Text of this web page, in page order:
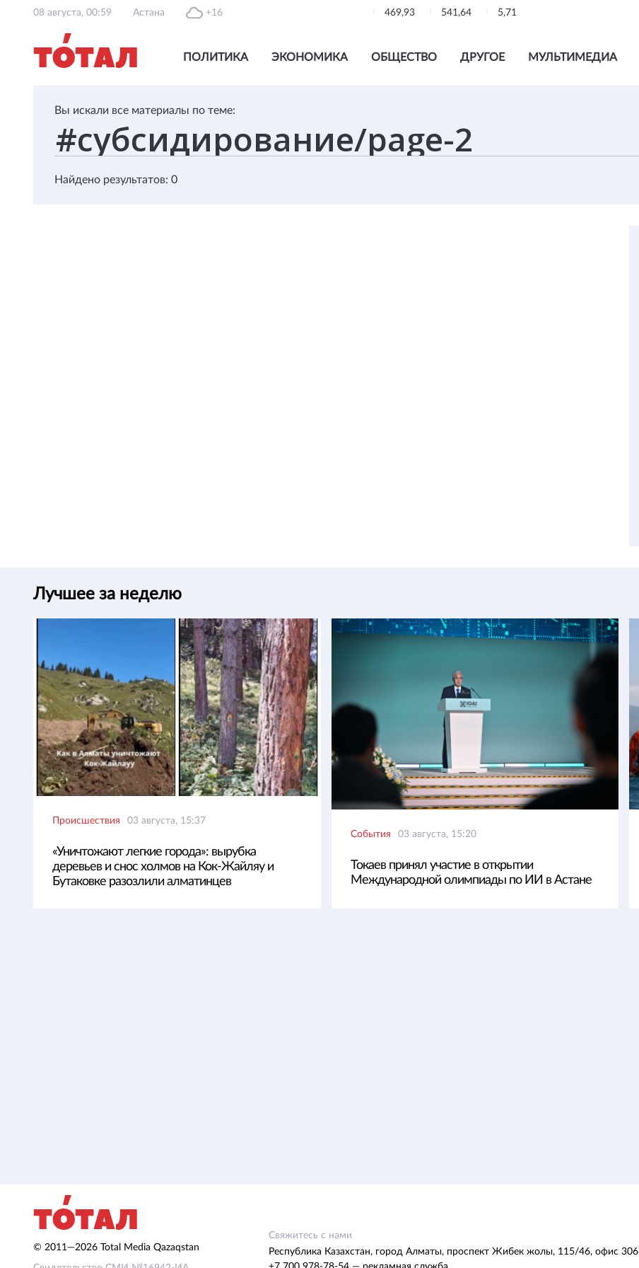
08 августа, 00:59 Астана +16 469,93 541,64 5,71
ПОЛИТИКА ЭКОНОМИКА ОБЩЕСТВО ДРУГОЕ МУЛЬТИМЕДИА
Вы искали все материалы по теме:
Найдено результатов: 0
Лучшее за неделю
Происшествия 03 августа, 15:37
«Уничтожают легкие города»: вырубка
деревьев и снос холмов на Кок-Жайляу и
Бутаковке разозлили алматинцев
События 03 августа, 15:20
Токаев принял участие в открытии
Международной олимпиады по ИИ в Астане
© 2011—2026 Total Media Qazaqstan
Свяжитесь с нами
Республика Казахстан, город Алматы, проспект Жибек жолы, 115/46, офис 306